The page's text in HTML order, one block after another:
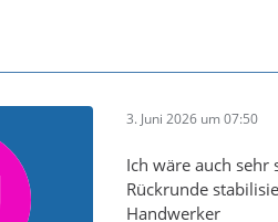
3. Juni 2026 um 07:50
Ich wäre auch sehr
Rückrunde
Handwerker